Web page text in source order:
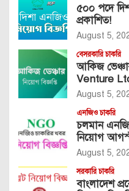
৫০০ পদে
প্রকাশিত!
August 5,
বেসরকারি চাকরি
আকিজ
Venture
August 5,
এনজিও চাকরি
চলমান
নিয়োগ
August 5,
সরকারি চাকরি
বাংলাদেশ